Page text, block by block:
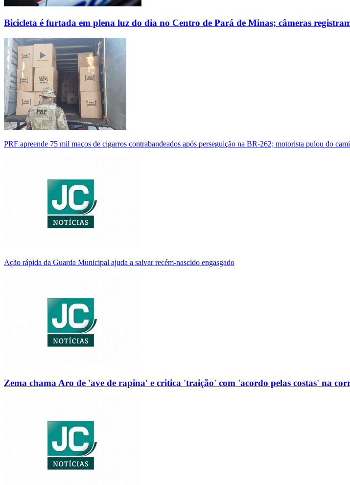
Bicicleta é furtada em plena luz do dia no Centro de Pará de Minas; câmeras
PRF apreende 75 mil maços de cigarros contrabandeados após perseguição na BR-262; motorista pulou do
Ação rápida da Guarda Municipal ajuda a salvar recém-nascido engasgado
Zema chama Aro de 'ave de rapina' e critica 'traição' com 'acordo pelas costas' na